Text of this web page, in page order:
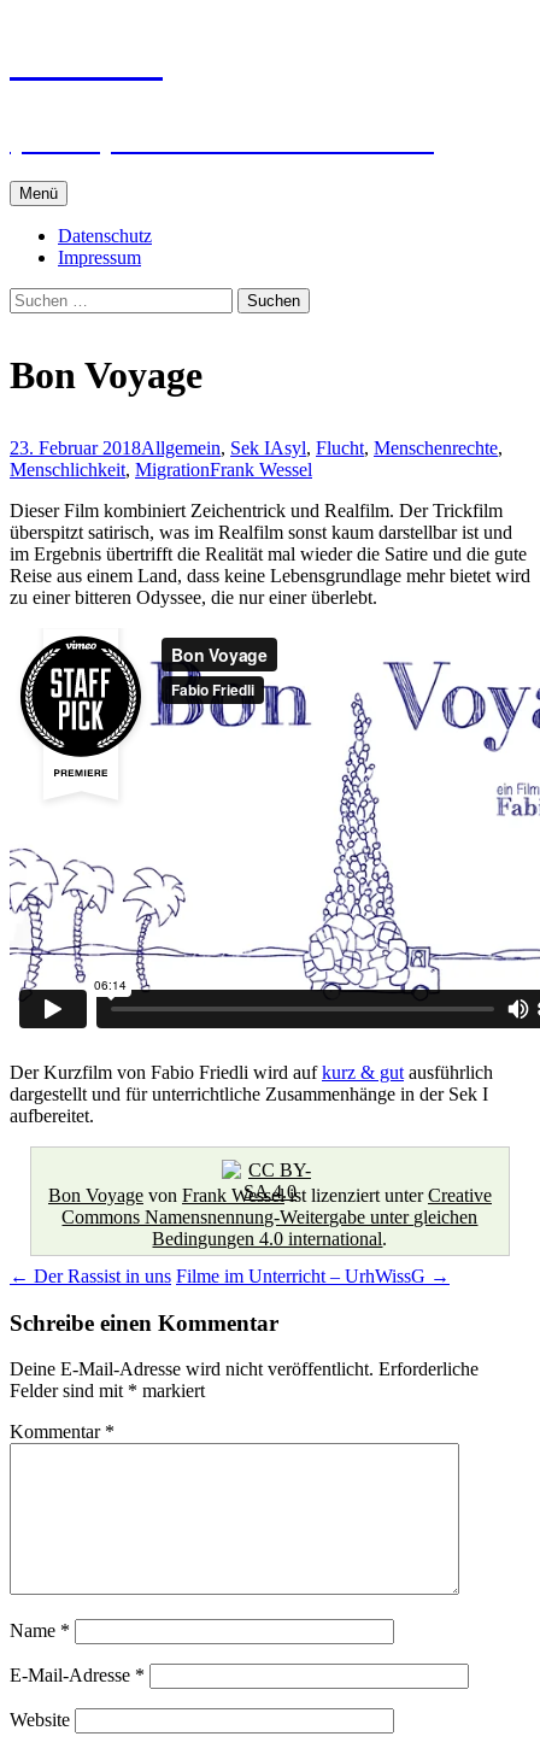
Menü
Datenschutz
Impressum
Suchen
nach:
Bon Voyage
23. Februar 2018Allgemein, Sek IAsyl, Flucht, Menschenrechte,
Menschlichkeit, MigrationFrank Wessel
Dieser Film kombiniert Zeichentrick und Realfilm. Der Trickfilm
überspitzt satirisch, was im Realfilm sonst kaum darstellbar ist und
im Ergebnis übertrifft die Realität mal wieder die Satire und die gute
Reise aus einem Land, dass keine Lebensgrundlage mehr bietet wird
zu einer bitteren Odyssee, die nur einer überlebt.
Der Kurzfilm von Fabio Friedli wird aufkurz & gut ausführlich
dargestellt und für unterrichtliche Zusammenhänge in der Sek I
aufbereitet.
Bon Voyagevon Frank Wesselist lizenziert unterCreative
Commons Namensnennung-Weitergabe unter gleichen
Bedingungen 4.0 international.
Beitragsnavigation
← Der Rassist in uns Filme im Unterricht – UrhWissG →
Schreibe einen Kommentar
Deine E-Mail-Adresse wird nicht veröffentlicht. Erforderliche
Felder sind mit * markiert
Kommentar *
Name *
E-Mail-Adresse *
Website